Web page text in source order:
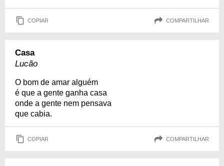
COPIAR COMPARTILHAR
Casa
Lucão
O bom de amar alguém
é que a gente ganha casa
onde a gente nem pensava
que cabia.
COPIAR COMPARTILHAR